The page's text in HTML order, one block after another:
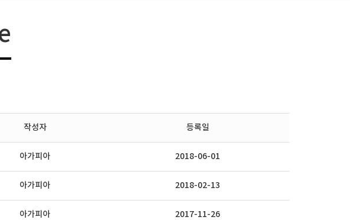
작성자 등록일
아가피아 2018-06-01
아가피아 2018-02-13
아가피아 2017-11-26